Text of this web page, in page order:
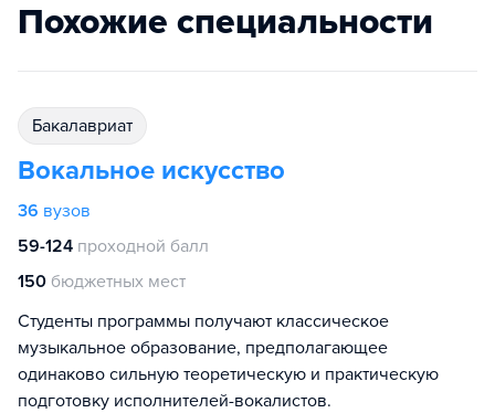
Похожие специальности
бакалавриат
Вокальное искусство
36 вузов
59-124 проходной балл
150 бюджетных мест
Студенты программы получают классическое
музыкальное образование, предполагающее
одинаково сильную теоретическую и практическую
подготовку исполнителей-вокалистов.